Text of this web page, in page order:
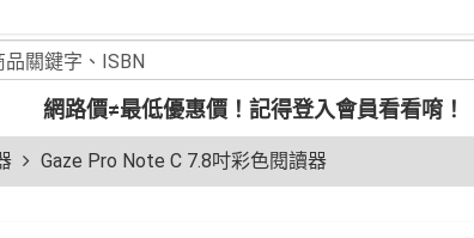
網路價≠最低優惠價！ 記得登入會員看看唷！
Gaze Pro Note C 7.8吋彩色閱讀器